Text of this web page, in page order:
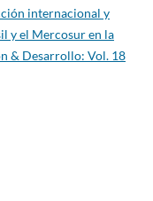
internacional y
y el Mercosur en la
& Desarrollo: Vol. 18